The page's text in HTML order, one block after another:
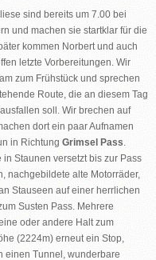
sind bereits um 7.00 bei
und machen sie startklar für die
kommen Norbert und auch
letzte Vorbereitungen. Wir
zum Frühstück und sprechen
Route, die an diesem Tag
soll. Wir brechen auf
dort ein paar Aufnamen
in Richtung Grimsel Pass.
Staunen versetzt bis zur Pass
nachgebildete alte Motorräder,
Stauseen auf einer herrlichen
Susten Pass. Mehrere
oder andere Halt zum
(2224m) erneut ein Stop,
einen Tunnel, wunderbare